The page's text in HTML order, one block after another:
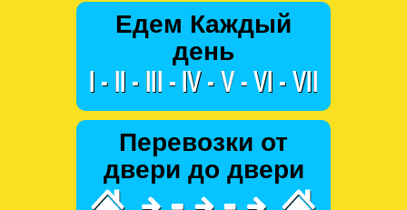
Едем Каждый
день
Перевозки от
двери до двери